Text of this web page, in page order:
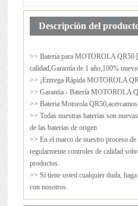
Descripción del
>> Batería para MOTOROLA QR50
calidad,Garantía de 1 año,100%
>> ¡Entrega Rápida MOTOROLA
>> Garantía - Batería MOTOROLA
>> Bateria Motorola
>> Todas nuestras baterías son
de las baterías de origen
>> En el marco de nuestro proceso
regularmente controles de calidad
productos.
>> Si tiene usted cualquier duda,
con nosotros.